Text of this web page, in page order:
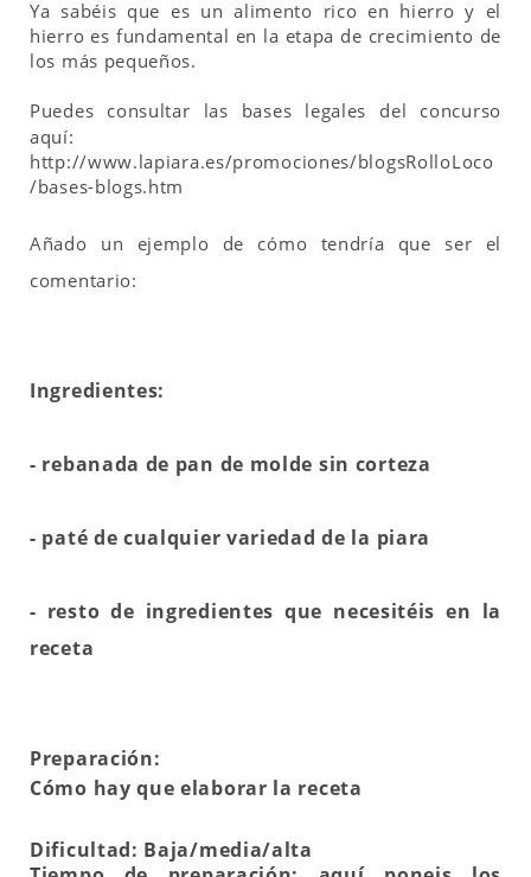
Ya sabéis que es un alimento rico en hierro y el
hierro es fundamental en la etapa de crecimiento de
los más pequeños.
Puedes consultar las bases legales del concurso
aquí:
http://www.lapiara.es/promociones/blogsRolloLoco
/bases-blogs.htm
Añado un ejemplo de cómo tendría que ser el
comentario:
Ingredientes:
- rebanada de pan de molde sin corteza
- paté de cualquier variedad de la piara
- resto de ingredientes que necesitéis en la
receta
Preparación:
Cómo hay que elaborar la receta
Dificultad: Baja/media/alta